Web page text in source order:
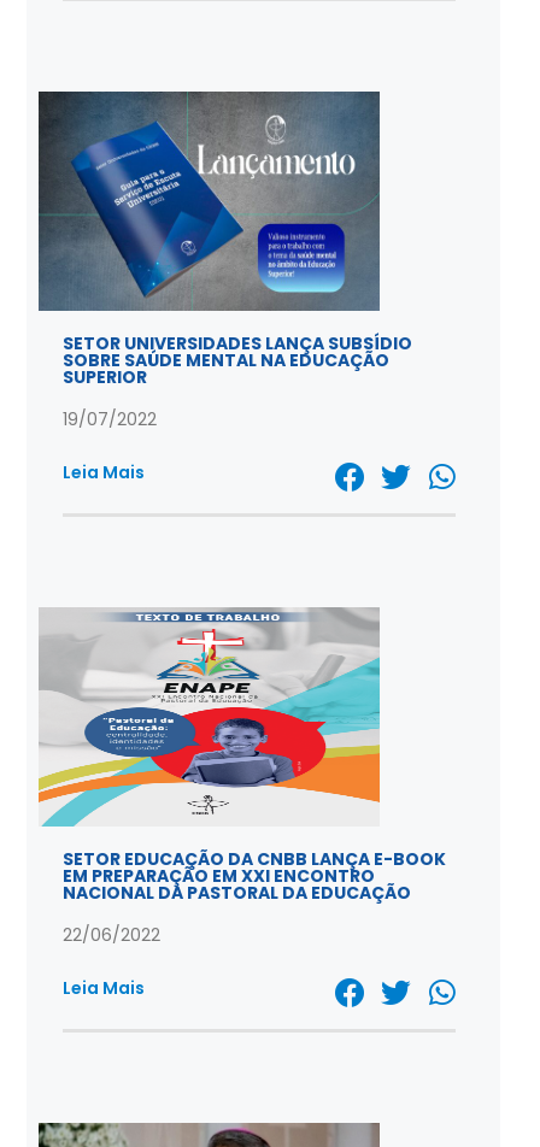
SETOR UNIVERSIDADES LANÇA SUBSÍDIO
SOBRE SAÚDE MENTAL NA EDUCAÇÃO
SUPERIOR
19/07/2022
Leia Mais
SETOR EDUCAÇÃO DA CNBB LANÇA E-BOOK
EM PREPARAÇÃO EM XXI ENCONTRO
NACIONAL DA PASTORAL DA EDUCAÇÃO
22/06/2022
Leia Mais